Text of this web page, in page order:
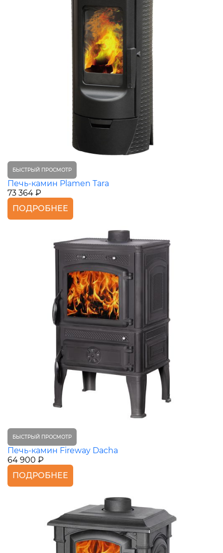
БЫСТРЫЙ ПРОСМОТР
Печь-камин Plamen Tara
73 364 ₽
ПОДРОБНЕЕ
БЫСТРЫЙ ПРОСМОТР
Печь-камин Fireway Dacha
64 900 ₽
ПОДРОБНЕЕ